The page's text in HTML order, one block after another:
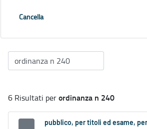
Cancella
6 Risultati perordinanza n 240
pubblico, per titoli ed esame, per